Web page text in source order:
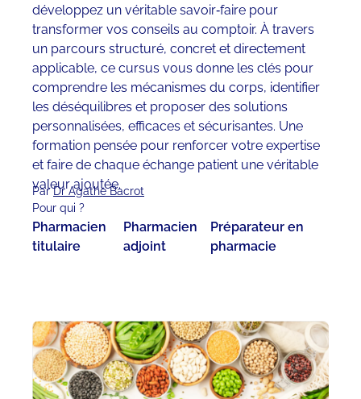
développez un véritable savoir‑faire pour
transformer vos conseils au comptoir. À travers
un parcours structuré, concret et directement
applicable, ce cursus vous donne les clés pour
comprendre les mécanismes du corps, identifier
les déséquilibres et proposer des solutions
personnalisées, efficaces et sécurisantes. Une
formation pensée pour renforcer votre expertise
et faire de chaque échange patient une véritable
valeur ajoutée.
ParDr Agathe Bacrot
Pour qui ?
Pharmacien
titulaire
Pharmacien
adjoint
Préparateur en
pharmacie